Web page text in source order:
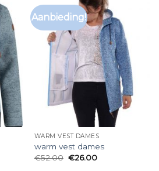
Aanbieding!
WARM VEST DAMES
warm vest dames
€52.00 €26.00